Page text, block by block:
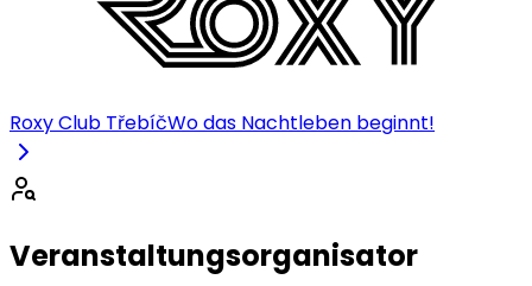
Roxy Club TřebíčWo das Nachtleben beginnt!
Veranstaltungsorganisator